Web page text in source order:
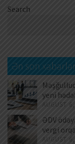
Search
Ən son
yeni
AUGUST
ƏDV
vergi
AUGUST